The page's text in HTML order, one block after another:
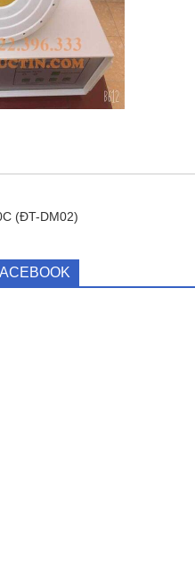
(ĐT-DM02)